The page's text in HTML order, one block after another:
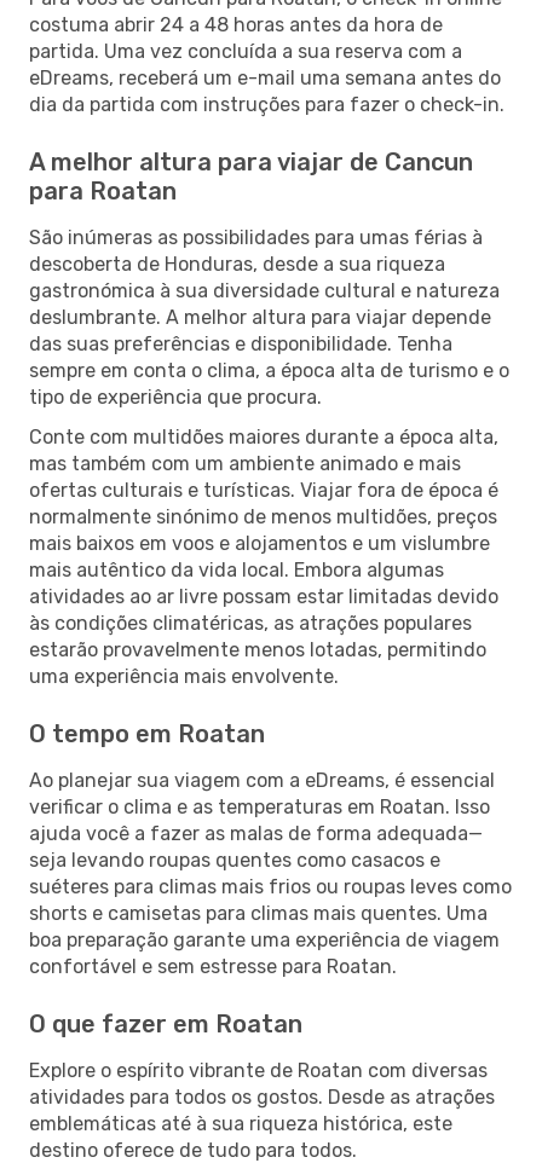
costuma abrir 24 a 48 horas antes da hora de
partida. Uma vez concluída a sua reserva com a
eDreams, receberá um e-mail uma semana antes do
dia da partida com instruções para fazer o check-in.
A melhor altura para viajar de Cancun
para Roatan
São inúmeras as possibilidades para umas férias à
descoberta de Honduras, desde a sua riqueza
gastronómica à sua diversidade cultural e natureza
deslumbrante. A melhor altura para viajar depende
das suas preferências e disponibilidade. Tenha
sempre em conta o clima, a época alta de turismo e o
tipo de experiência que procura.
Conte com multidões maiores durante a época alta,
mas também com um ambiente animado e mais
ofertas culturais e turísticas. Viajar fora de época é
normalmente sinónimo de menos multidões, preços
mais baixos em voos e alojamentos e um vislumbre
mais autêntico da vida local. Embora algumas
atividades ao ar livre possam estar limitadas devido
às condições climatéricas, as atrações populares
estarão provavelmente menos lotadas, permitindo
uma experiência mais envolvente.
O tempo em Roatan
Ao planejar sua viagem com a eDreams, é essencial
verificar o clima e as temperaturas em Roatan. Isso
ajuda você a fazer as malas de forma adequada—
seja levando roupas quentes como casacos e
suéteres para climas mais frios ou roupas leves como
shorts e camisetas para climas mais quentes. Uma
boa preparação garante uma experiência de viagem
confortável e sem estresse para Roatan.
O que fazer em Roatan
Explore o espírito vibrante de Roatan com diversas
atividades para todos os gostos. Desde as atrações
emblemáticas até à sua riqueza histórica, este
destino oferece de tudo para todos.